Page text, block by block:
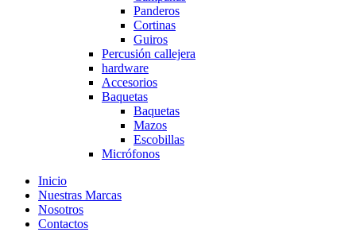
Panderos
Cortinas
Guiros
Percusión callejera
hardware
Accesorios
Baquetas
Baquetas
Mazos
Escobillas
Micrófonos
Inicio
Nuestras Marcas
Nosotros
Contactos